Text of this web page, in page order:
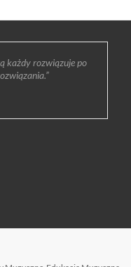
każdy rozwiązuje po